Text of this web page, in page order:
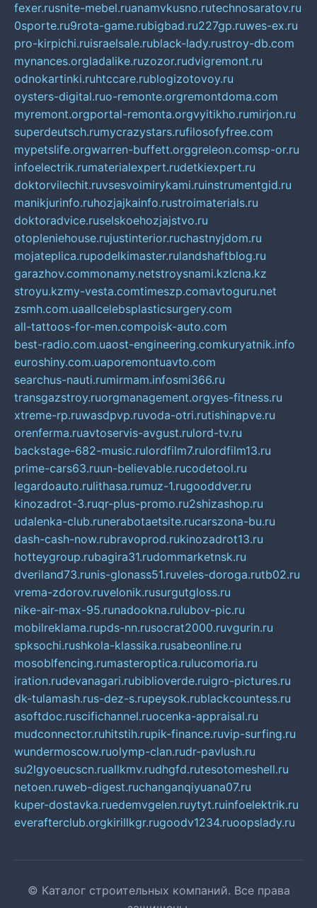
fexer.rusnite-mebel.ruanamvkusno.rutechnosaratov.ru
0sporte.ru9rota-game.rubigbad.ru227gp.ruwes-ex.ru
pro-kirpichi.ruisraelsale.rublack-lady.rustroy-db.com
mynances.orgladalike.ruzozor.rudvigremont.ru
odnokartinki.ruhtccare.rublogizotovoy.ru
oysters-digital.ruo-remonte.orgremontdoma.com
myremont.orgportal-remonta.orgvyitikho.rumirjon.ru
superdeutsch.rumycrazystars.rufilosofyfree.com
mypetslife.orgwarren-buffett.orggreleon.comsp-or.ru
infoelectrik.rumaterialexpert.rudetkiexpert.ru
doktorvilechit.ruvsesvoimirykami.ruinstrumentgid.ru
manikjurinfo.ruhozjajkainfo.rustroimaterials.ru
doktoradvice.ruselskoehozjajstvo.ru
otopleniehouse.rujustinterior.ruchastnyjdom.ru
mojateplica.rupodelkimaster.rulandshaftblog.ru
garazhov.commonamy.netstroysnami.kzlcna.kz
stroyu.kzmy-vesta.comtimeszp.comavtoguru.net
zsmh.com.uaallcelebsplasticsurgery.com
all-tattoos-for-men.compoisk-auto.com
best-radio.com.uaost-engineering.comkuryatnik.info
euroshiny.com.uaporemontuavto.com
searchus-nauti.rumirmam.infosmi366.ru
transgazstroy.ruorgmanagement.orgyes-fitness.ru
xtreme-rp.ruwasdpvp.ruvoda-otri.rutishinapve.ru
orenferma.ruavtoservis-avgust.rulord-tv.ru
backstage-682-music.rulordfilm7.rulordfilm13.ru
prime-cars63.ruun-believable.rucodetool.ru
legardoauto.rulithasa.rumuz-1.rugooddver.ru
kinozadrot-3.ruqr-plus-promo.ru2shizashop.ru
udalenka-club.runerabotaetsite.rucarszona-bu.ru
dash-cash-now.rubravoprod.rukinozadrot13.ru
hotteygroup.rubagira31.rudommarketnsk.ru
dveriland73.runis-glonass51.ruveles-doroga.rutb02.ru
vrema-zdorov.ruvelonik.rusurgutgloss.ru
nike-air-max-95.runadookna.rulubov-pic.ru
mobilreklama.rupds-nn.rusocrat2000.ruvgurin.ru
spksochi.rushkola-klassika.rusabeonline.ru
mosoblfencing.rumasteroptica.rulucomoria.ru
iration.rudevanagari.rubiblioverde.ruigro-pictures.ru
dk-tulamash.rus-dez-s.rupeysok.rublackcountess.ru
asoftdoc.ruscifichannel.ruocenka-appraisal.ru
mudconnector.ruhitstih.rupik-finance.ruvip-surfing.ru
wundermoscow.ruolymp-clan.rudr-pavlush.ru
su2lgyoeucscn.ruallkmv.rudhgfd.rutesotomeshell.ru
netoen.ruweb-digest.ruchanganqiyuana07.ru
kuper-dostavka.ruedemvgelen.ruytyt.ruinfoelektrik.ru
everafterclub.orgkirillkgr.rugoodv1234.ruoopslady.ru
© Каталог строительных компаний. Все права